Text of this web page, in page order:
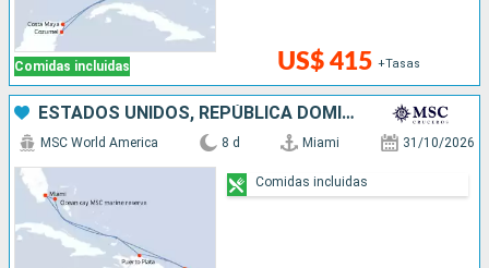
Comidas incluidas US$ 415 +Tasas
ESTADOS UNIDOS, REPÚBLICA DOMINICANA, PUERTO RICO, BAHAMAS
MSC World America 8 d Miami 31/10/2026
Comidas incluidas